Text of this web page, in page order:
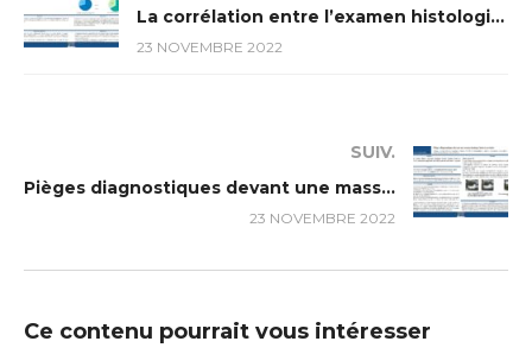
La corrélation entre l’examen histologique extemporané et l’histologie définitive dans les tumeurs parotidiennes
23 NOVEMBRE 2022
SUIV.
Pièges diagnostiques devant une masse kystique latéro-cervicale
23 NOVEMBRE 2022
Ce contenu pourrait vous intéresser